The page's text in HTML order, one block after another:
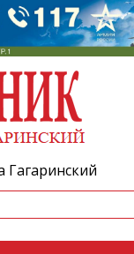
Гагаринский